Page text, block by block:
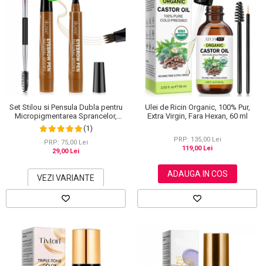
Set Stilou si Pensula Dubla pentru
Micropigmentarea Sprancelor,
Efect Natural de Microblading,
Aspect de Sprancene Pline
(1)
PRP: 75,00 Lei
29,00 Lei
VEZI VARIANTE
Ulei de Ricin Organic, 100% Pur,
Extra Virgin, Fara Hexan, 60 ml
PRP: 135,00 Lei
119,00 Lei
ADAUGA IN COS